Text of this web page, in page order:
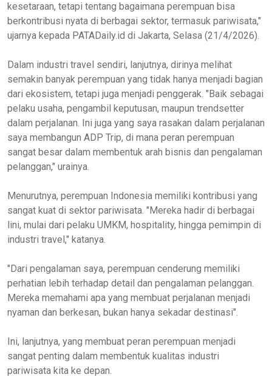
kesetaraan, tetapi tentang bagaimana perempuan bisa
berkontribusi nyata di berbagai sektor, termasuk pariwisata,"
ujarnya kepada PATADaily.id di Jakarta, Selasa (21/4/2026).
Dalam industri travel sendiri, lanjutnya, dirinya melihat
semakin banyak perempuan yang tidak hanya menjadi bagian
dari ekosistem, tetapi juga menjadi penggerak. "Baik sebagai
pelaku usaha, pengambil keputusan, maupun trendsetter
dalam perjalanan. Ini juga yang saya rasakan dalam perjalanan
saya membangun ADP Trip, di mana peran perempuan
sangat besar dalam membentuk arah bisnis dan pengalaman
pelanggan," urainya.
Menurutnya, perempuan Indonesia memiliki kontribusi yang
sangat kuat di sektor pariwisata. "Mereka hadir di berbagai
lini, mulai dari pelaku UMKM, hospitality, hingga pemimpin di
industri travel," katanya.
"Dari pengalaman saya, perempuan cenderung memiliki
perhatian lebih terhadap detail dan pengalaman pelanggan.
Mereka memahami apa yang membuat perjalanan menjadi
nyaman dan berkesan, bukan hanya sekadar destinasi".
Ini, lanjutnya, yang membuat peran perempuan menjadi
sangat penting dalam membentuk kualitas industri
pariwisata kita ke depan.